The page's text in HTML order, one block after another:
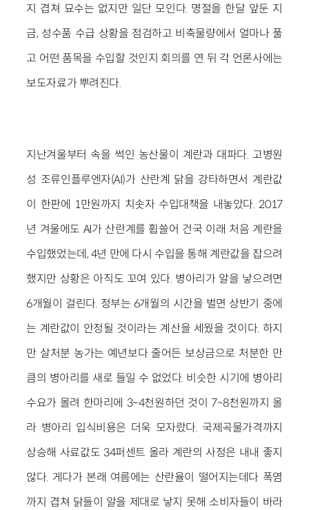
지 겹쳐 묘수는 없지만 일단 모인다. 명절을 한달 앞둔 지
금, 성수품 수급 상황을 점검하고 비축물량에서 얼마나 풀
고 어떤 품목을 수입할 것인지 회의를 연 뒤 각 언론사에는
보도자료가 뿌려진다.
지난겨울부터 속을 썩인 농산물이 계란과 대파다. 고병원
성 조류인플루엔자(AI)가 산란계 닭을 강타하면서 계란값
이 한판에 1만원까지 치솟자 수입대책을 내놓았다. 2017
년 겨울에도 AI가 산란계를 휩쓸어 건국 이래 처음 계란을
수입했었는데, 4년 만에 다시 수입을 통해 계란값을 잡으려
했지만 상황은 아직도 꼬여 있다. 병아리가 알을 낳으려면
6개월이 걸린다. 정부는 6개월의 시간을 벌면 상반기 중에
는 계란값이 안정될 것이라는 계산을 세웠을 것이다. 하지
만 살처분 농가는 예년보다 줄어든 보상금으로 처분한 만
큼의 병아리를 새로 들일 수 없었다. 비슷한 시기에 병아리
수요가 몰려 한마리에 3~4천원하던 것이 7~8천원까지 올
라 병아리 입식비용은 더욱 모자랐다. 국제곡물가격까지
상승해 사료값도 34퍼센트 올라 계란의 사정은 내내 좋지
않다. 게다가 본래 여름에는 산란율이 떨어지는데다 폭염
까지 겹쳐 닭들이 알을 제대로 낳지 못해 소비자들이 바라